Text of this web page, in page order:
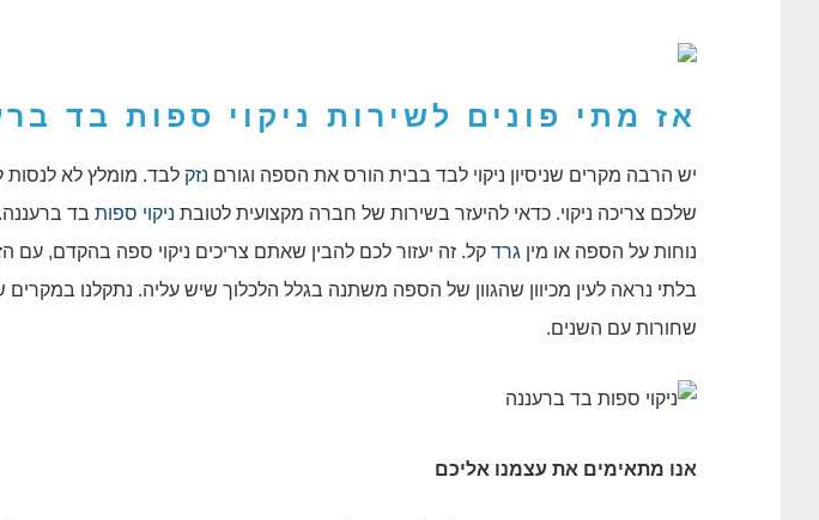
אז מתי פונים לשירות ניקוי ספות בד
יש הרבה מקרים שניסיון ניקוי לבד בבית הורס את הספה וגורם נזק לבד. מומלץ לא
שלכם צריכה ניקוי. כדאי להיעזר בשירות של חברה מקצועית לטובת ניקוי ספות בד
נוחות על הספה או מין גרד קל. זה יעזור לכם להבין שאתם צריכים ניקוי ספה בהקדם, עם
בלתי נראה לעין מכיוון שהגוון של הספה משתנה בגלל הלכלוך שיש עליה. נתקלנו
שחורות עם השנים.
אנו מתאימים את עצמנו אליכם